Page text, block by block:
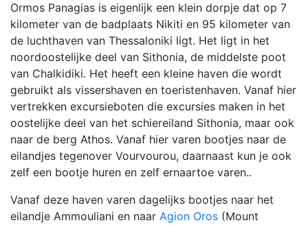
Ormos Panagias is eigenlijk een klein dorpje dat op 7
kilometer van de badplaats Nikiti en 95 kilometer van
de luchthaven van Thessaloniki ligt. Het ligt in het
noordoostelijke deel van Sithonia, de middelste poot
van Chalkidiki. Het heeft een kleine haven die wordt
gebruikt als vissershaven en toeristenhaven. Vanaf hier
vertrekken excursieboten die excursies maken in het
oostelijke deel van het schiereiland Sithonia, maar ook
naar de berg Athos. Vanaf hier varen bootjes naar de
eilandjes tegenover Vourvourou, daarnaast kun je ook
zelf een bootje huren en zelf ernaartoe varen..
Vanaf deze haven varen dagelijks bootjes naar het
eilandje Ammouliani en naar Agion Oros (Mount